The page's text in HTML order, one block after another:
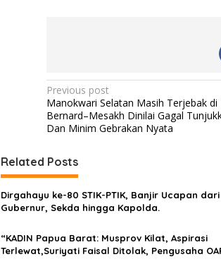
P
o
s
t
n
a
v
i
g
Previous post
Manokwari Selatan Masih Terjebak di
Bernard–Mesakh Dinilai Gagal
Dan Minim Gebrakan Nyata
Related Posts
Dirgahayu ke-80 STIK-PTIK, Banjir Ucapan dari
Gubernur, Sekda hingga Kapolda.
“KADIN Papua Barat: Musprov Kilat, Aspirasi
Terlewat,Suriyati Faisal Ditolak, Pengusaha